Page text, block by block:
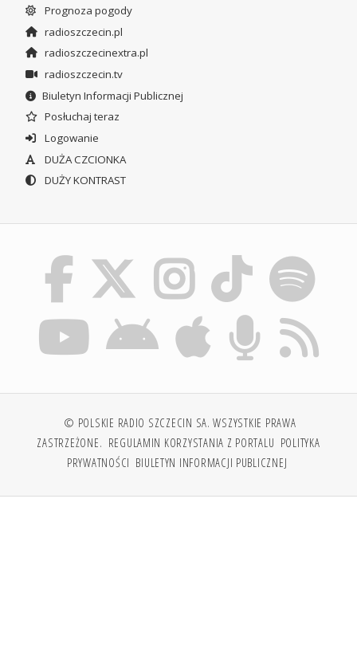
Prognoza pogody
radioszczecin.pl
radioszczecinextra.pl
radioszczecin.tv
Biuletyn Informacji Publicznej
Posłuchaj teraz
Logowanie
DUŻA CZCIONKA
DUŻY KONTRAST
© POLSKIE RADIO SZCZECIN SA. WSZYSTKIE PRAWA
ZASTRZEŻONE. REGULAMIN KORZYSTANIA Z PORTALU POLITYKA
PRYWATNOŚCI BIULETYN INFORMACJI PUBLICZNEJ